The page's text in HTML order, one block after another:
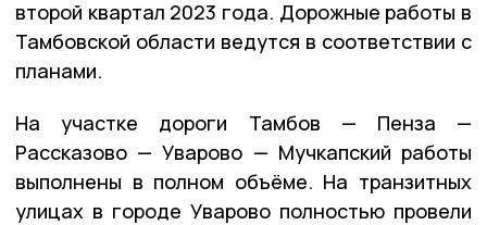
второй квартал 2023 года. Дорожные работы в
Тамбовской области ведутся в соответствии с
планами.
На участке дороги Тамбов — Пенза —
Рассказово — Уварово — Мучкапский работы
выполнены в полном объёме. На транзитных
улицах в городе Уварово полностью провели